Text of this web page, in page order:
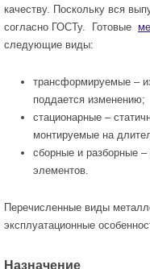
качеству. Поскольку вся
согласно ГОСТу. Готовые
следующие виды:
трансформируемые –
поддается изменению;
стационарные –
монтируемые на
сборные и разборные –
элементов.
Перечисленные виды
эксплуатационные
Назначение